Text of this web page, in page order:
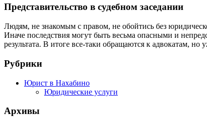
Представительство в судебном заседании
Людям, не знакомым с правом, не обойтись без
Иначе последствия могут быть весьма опасными и
результата. В итоге все-таки обращаются к адвокатам, но
Рубрики
Юрист в Нахабино
Юридические услуги
Архивы